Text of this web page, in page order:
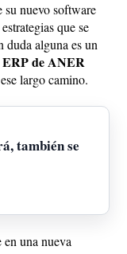
su nuevo software
que se
duda alguna es un
de ANER
largo camino.
también se
en una nueva